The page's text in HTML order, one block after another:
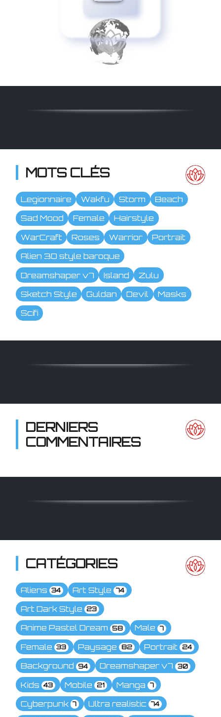
MOTS CLÉS
Legionnaire Wakfu Storm
Beach
Sad Mood
Female
Hairstyle
WarCraft
Roses Warrior
Portrait
Alien 3D style baroque
Dreamshaper v7
Island
Zulu
Sketch Style
Guldan Devil
Masks
Scifi
DERNIERS
COMMENTAIRES
CATÉGORIES
Aliens 34 Art Style 74
Art Dark Style 23
Anime Pastel Dream 58 Male 7
Female 33 Paysage 82 Portrait 24
Background 94 Dreamshaper v7 30
Kids 43 Mobile 21 Manga 7
Cyberpunk 7 Ultra realistic 74